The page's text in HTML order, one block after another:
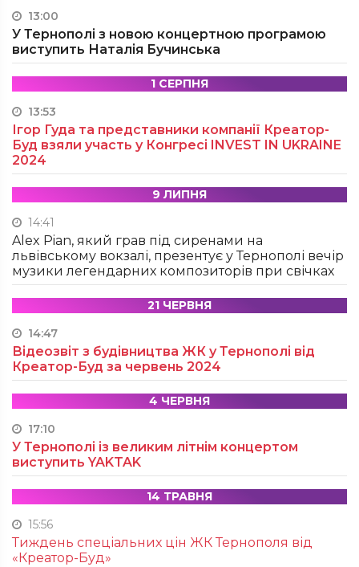
13:00
У Тернополі з новою концертною програмою
виступить Наталія Бучинська
1 СЕРПНЯ
13:53
Ігор Гуда та представники компанії Креатор-
Буд взяли участь у Конгресі INVEST IN UKRAINE
2024
9 ЛИПНЯ
14:41
Alex Pian, який грав під сиренами на
львівському вокзалі, презентує у Тернополі вечір
музики легендарних композиторів при свічках
21 ЧЕРВНЯ
14:47
Відеозвіт з будівництва ЖК у Тернополі від
Креатор-Буд за червень 2024
4 ЧЕРВНЯ
17:10
У Тернополі із великим літнім концертом
виступить YAKTAK
14 ТРАВНЯ
15:56
Тиждень спеціальних цін ЖК Тернополя від
«Креатор-Буд»